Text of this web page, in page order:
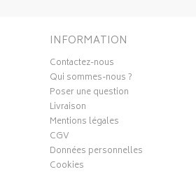
INFORMATION
Contactez-nous
Qui sommes-nous ?
Poser une question
Livraison
Mentions légales
CGV
Données personnelles
Cookies